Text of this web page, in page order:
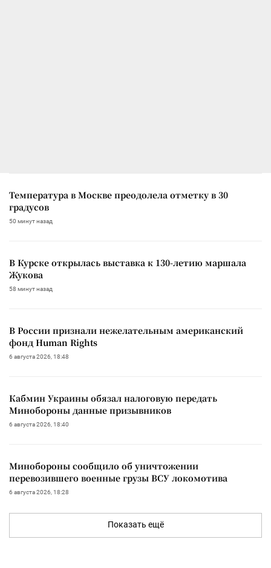
Температура в Москве преодолела отметку в 30
градусов
50 минут назад
В Курске открылась выставка к 130-летию маршала
Жукова
58 минут назад
В России признали нежелательным американский
фонд Human Rights
6 августа 2026, 18:48
Кабмин Украины обязал налоговую передать
Минобороны данные призывников
6 августа 2026, 18:40
Минобороны сообщило об уничтожении
перевозившего военные грузы ВСУ локомотива
6 августа 2026, 18:28
Показать ещё